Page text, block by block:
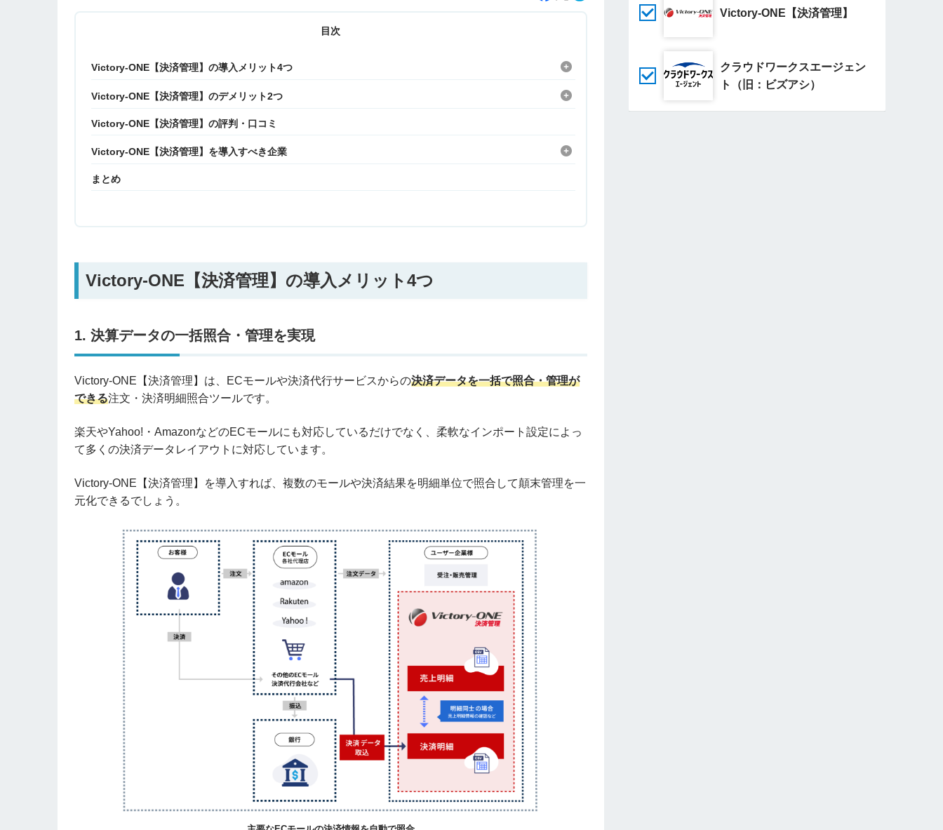
目次
Victory-ONE【決済管理】の導入メリット4つ
Victory-ONE【決済管理】のデメリット2つ
Victory-ONE【決済管理】の評判・口コミ
Victory-ONE【決済管理】を導入すべき企業
まとめ
Victory-ONE【決済管理】の導入メリット4つ
1. 決算データの一括照合・管理を実現
Victory-ONE【決済管理】は、ECモールや決済代行サービスからの決済データを一括で照合・管理が
できる注文・決済明細照合ツールです。
楽天やYahoo!・AmazonなどのECモールにも対応しているだけでなく、柔軟なインポート設定によっ
て多くの決済データレイアウトに対応しています。
Victory-ONE【決済管理】を導入すれば、複数のモールや決済結果を明細単位で照合して顛末管理を一
元化できるでしょう。
Victory-ONE【決済管理】
クラウドワークスエージェン
ト（旧：ビズアシ）